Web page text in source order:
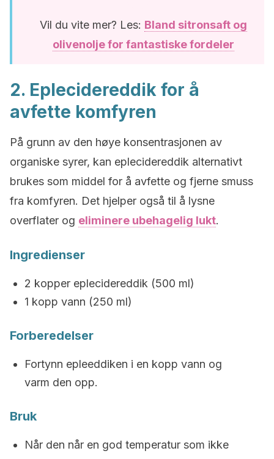
Vil du vite mer? Les: Bland sitronsaft og
olivenolje for fantastiske fordeler
2. Eplecidereddik for å
avfette komfyren
På grunn av den høye konsentrasjonen av
organiske syrer, kan eplecidereddik alternativt
brukes som middel for å avfette og fjerne smuss
fra komfyren. Det hjelper også til å lysne
overflater og eliminere ubehagelig lukt.
Ingredienser
2 kopper eplecidereddik (500 ml)
1 kopp vann (250 ml)
Forberedelser
Fortynn epleeddiken i en kopp vann og
varm den opp.
Bruk
Når den når en god temperatur som ikke